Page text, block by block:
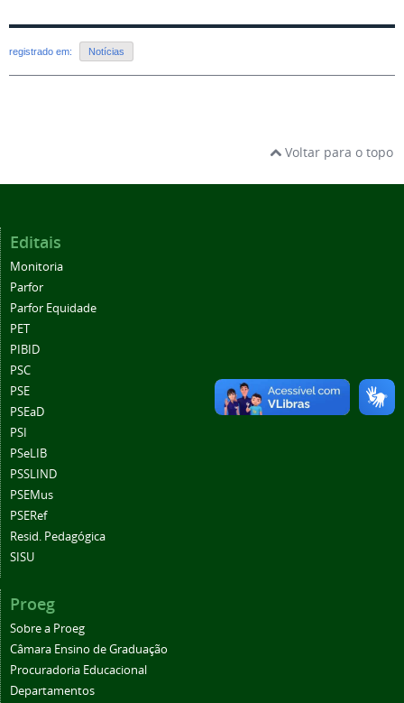
registrado em: Notícias
Voltar para o topo
Editais
Monitoria
Parfor
Parfor Equidade
PET
PIBID
PSC
PSE
PSEaD
PSI
PSeLIB
PSSLIND
PSEMus
PSERef
Resid. Pedagógica
SISU
Proeg
Sobre a Proeg
Câmara Ensino de Graduação
Procuradoria Educacional
Departamentos